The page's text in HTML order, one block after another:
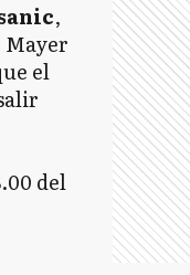
,
Mayer
el
del